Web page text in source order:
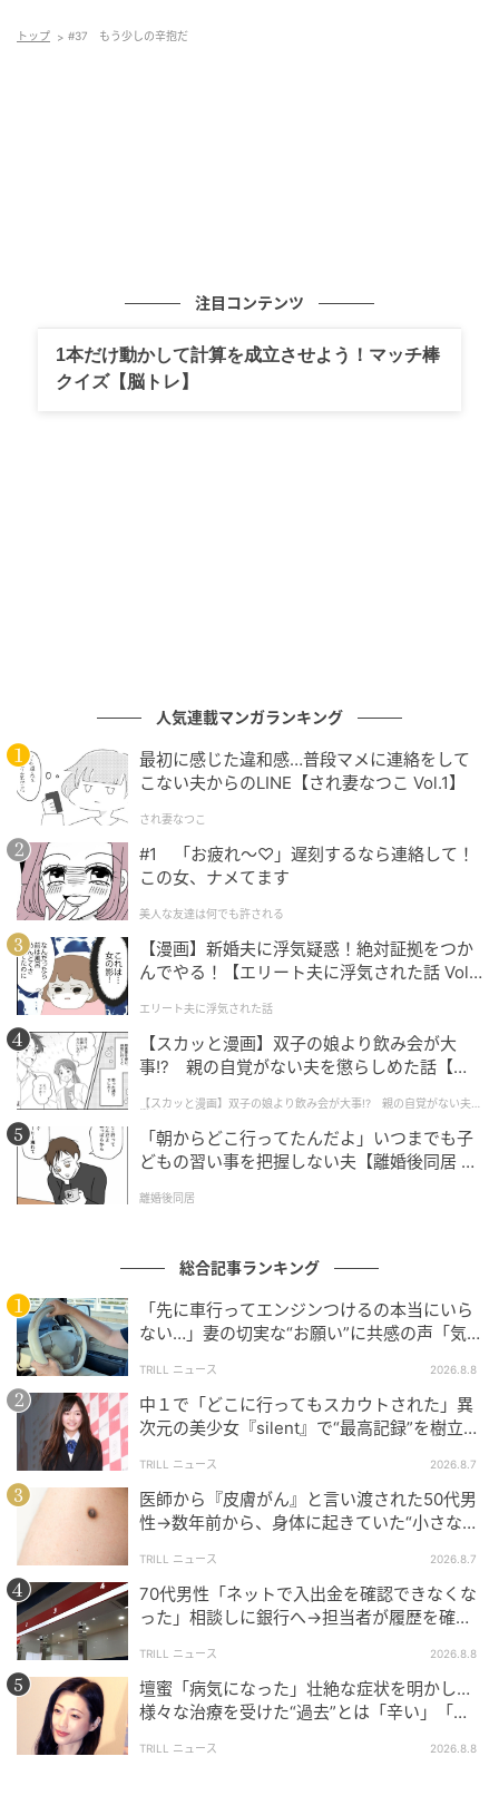
トップ #37 もう少しの辛抱だ
注目コンテンツ
1本だけ動かして計算を成立させよう！マッチ棒
クイズ【脳トレ】
人気連載マンガランキング
最初に感じた違和感…普段マメに連絡をして
こない夫からのLINE【され妻なつこ Vol.1】
され妻なつこ
#1 「お疲れ〜♡」遅刻するなら連絡して！
この女、ナメてます
美人な友達は何でも許される
【漫画】新婚夫に浮気疑惑！絶対証拠をつか
んでやる！【エリート夫に浮気された話 Vol.
エリート夫に浮気された話
【スカッと漫画】双子の娘より飲み会が大
事!? 親の自覚がない夫を懲らしめた話【第1
【スカッと漫画】双子の娘より飲み会が大事!? 親の自覚がない夫を
懲らしめた話
「朝からどこ行ってたんだよ」いつまでも子
どもの習い事を把握しない夫【離婚後同居 Vo
離婚後同居
総合記事ランキング
「先に車行ってエンジンつけるの本当にいら
ない…」妻の切実な“お願い”に共感の声「気
TRILL ニュース 2026.8.8
中１で「どこに行ってもスカウトされた」異
次元の美少女『silent』で“最高記録”を樹立し
TRILL ニュース 2026.8.7
医師から『皮膚がん』と言い渡された50代男
性→数年前から、身体に起きていた“小さな異
TRILL ニュース 2026.8.7
70代男性「ネットで入出金を確認できなくな
った」相談しに銀行へ→担当者が履歴を確認
TRILL ニュース 2026.8.8
壇蜜「病気になった」壮絶な症状を明かし…
様々な治療を受けた“過去”とは「辛い」「苦
TRILL ニュース 2026.8.8